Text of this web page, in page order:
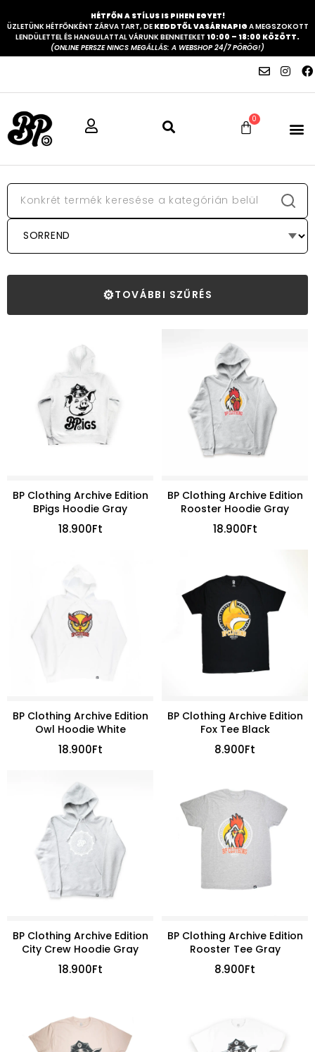
HÉTFŐN A STÍLUS IS PIHEN EGYET!
ÜZLETÜNK HÉTFŐNKÉNT ZÁRVA TART, DE KEDDTŐL VASÁRNAPIG A MEGSZOKOTT
LENDÜLETTEL ÉS HANGULATTAL VÁRUNK BENNETEKET 10:00 – 18:00 KÖZÖTT.
(ONLINE PERSZE NINCS MEGÁLLÁS: A WEBSHOP 24/7 PÖRÖG!)
0
⚙TOVÁBBI SZŰRÉS
BP Clothing Archive Edition
BPigs Hoodie Gray
18.900Ft
BP Clothing Archive Edition
Rooster Hoodie Gray
18.900Ft
BP Clothing Archive Edition
Owl Hoodie White
18.900Ft
BP Clothing Archive Edition
Fox Tee Black
8.900Ft
BP Clothing Archive Edition
City Crew Hoodie Gray
18.900Ft
BP Clothing Archive Edition
Rooster Tee Gray
8.900Ft